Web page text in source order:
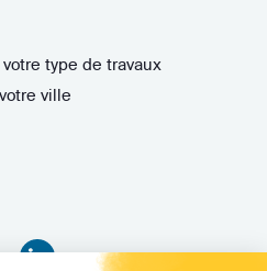
type de travaux
ville